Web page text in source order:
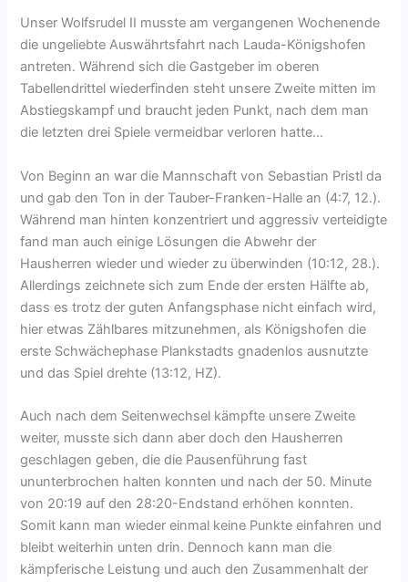
Unser Wolfsrudel II musste am vergangenen Wochenende
die ungeliebte Auswährtsfahrt nach Lauda-Königshofen
antreten. Während sich die Gastgeber im oberen
Tabellendrittel wiederfinden steht unsere Zweite mitten im
Abstiegskampf und braucht jeden Punkt, nach dem man
die letzten drei Spiele vermeidbar verloren hatte…
Von Beginn an war die Mannschaft von Sebastian Pristl da
und gab den Ton in der Tauber-Franken-Halle an (4:7, 12.).
Während man hinten konzentriert und aggressiv verteidigte
fand man auch einige Lösungen die Abwehr der
Hausherren wieder und wieder zu überwinden (10:12, 28.).
Allerdings zeichnete sich zum Ende der ersten Hälfte ab,
dass es trotz der guten Anfangsphase nicht einfach wird,
hier etwas Zählbares mitzunehmen, als Königshofen die
erste Schwächephase Plankstadts gnadenlos ausnutzte
und das Spiel drehte (13:12, HZ).
Auch nach dem Seitenwechsel kämpfte unsere Zweite
weiter, musste sich dann aber doch den Hausherren
geschlagen geben, die die Pausenführung fast
ununterbrochen halten konnten und nach der 50. Minute
von 20:19 auf den 28:20-Endstand erhöhen konnten.
Somit kann man wieder einmal keine Punkte einfahren und
bleibt weiterhin unten drin. Dennoch kann man die
kämpferische Leistung und auch den Zusammenhalt der